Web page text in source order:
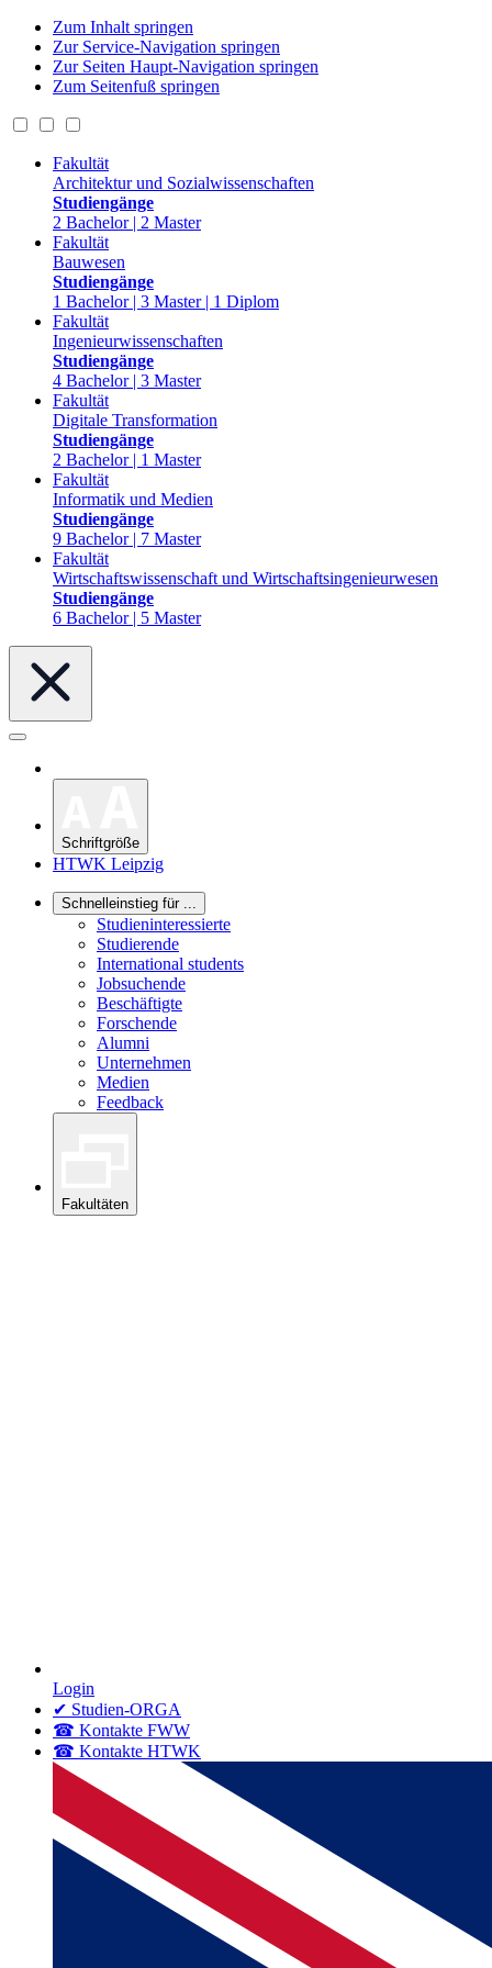
Zum Inhalt springen
Zur Service-Navigation springen
Zur Seiten Haupt-Navigation springen
Zum Seitenfuß springen
Fakultät
Architektur und Sozialwissenschaften
Studiengänge
2 Bachelor | 2 Master
Fakultät
Bauwesen
Studiengänge
1 Bachelor | 3 Master | 1 Diplom
Fakultät
Ingenieurwissenschaften
Studiengänge
4 Bachelor | 3 Master
Fakultät
Digitale Transformation
Studiengänge
2 Bachelor | 1 Master
Fakultät
Informatik und Medien
Studiengänge
9 Bachelor | 7 Master
Fakultät
Wirtschaftswissenschaft und Wirtschaftsingenieurwesen
Studiengänge
6 Bachelor | 5 Master
Schriftgröße
HTWK Leipzig
Schnelleinstieg für ...
Studieninteressierte
Studierende
International students
Jobsuchende
Beschäftigte
Forschende
Alumni
Unternehmen
Medien
Feedback
Fakultäten
Login
✔ Studien-ORGA
☎ Kontakte FWW
☎ Kontakte HTWK